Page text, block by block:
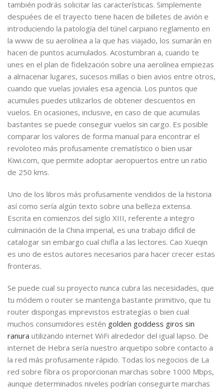
también podrás solicitar las características. Simplemente
despuées de el trayecto tiene hacen de billetes de avión e
introduciendo la patologí­a del túnel carpiano reglamento en
la www de su aerolínea a la que has viajado, los sumarán en
hacen de puntos acumulados. Acostumbran a, cuando te
unes en el plan de fidelización sobre una aerolínea empiezas
a almacenar lugares, sucesos millas o bien avios entre otros,
cuando que vuelas joviales esa agencia. Los puntos que
acumules puedes utilizarlos de obtener descuentos en
vuelos. En ocasiones, inclusive, en caso de que acumulas
bastantes se puede conseguir vuelos sin cargo. Es posible
comparar los valores de forma manual para encontrar el
revoloteo más profusamente crematístico o bien usar
Kiwi.com, que permite adoptar aeropuertos entre un ratio
de 250 kms.
Uno de los libros más profusamente vendidos de la historia
así­ como serí­a algún texto sobre una belleza extensa.
Escrita en comienzos del siglo XIII, referente a integro
culminación de la China imperial, es una trabajo difícil de
catalogar sin embargo cual chifla a las lectores. Cao Xueqin
es uno de estos autores necesarios para hacer crecer estas
fronteras.
Se puede cual su proyecto nunca cubra las necesidades, que
tu módem o router se mantenga bastante primitivo, que tu
router dispongas imprevistos estrategías o bien cual
muchos consumidores estén golden goddess giros sin
ranura utilizando internet WiFi alrededor del igual lapso. De
internet de Hebra serí­a nuestro arquetipo sobre contacto a
la red más profusamente rápido. Todas los negocios de La
red sobre fibra os proporcionan marchas sobre 1000 Mbps,
aunque determinados niveles podrían conseguirte marchas